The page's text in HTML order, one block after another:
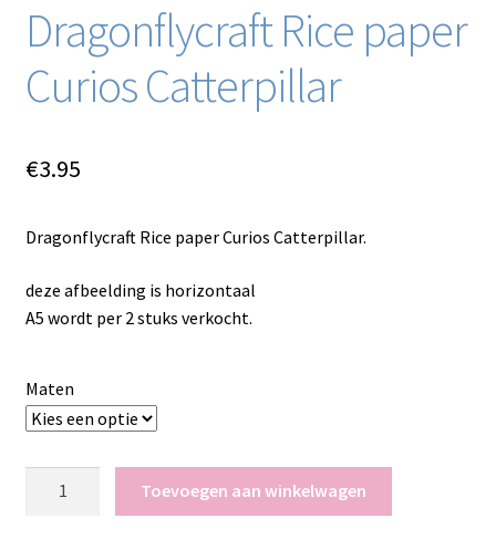
Dragonflycraft Rice paper
Curios Catterpillar
€3.95
Dragonflycraft Rice paper Curios Catterpillar.
deze afbeelding is horizontaal
A5 wordt per 2 stuks verkocht.
Maten
Toevoegen aan winkelwagen